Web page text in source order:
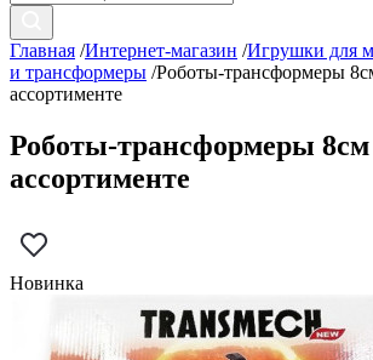
Главная /Интернет-магазин /Игрушки для
и трансформеры /Роботы-трансформеры
ассортименте
Роботы-трансформеры 8см
ассортименте
Новинка